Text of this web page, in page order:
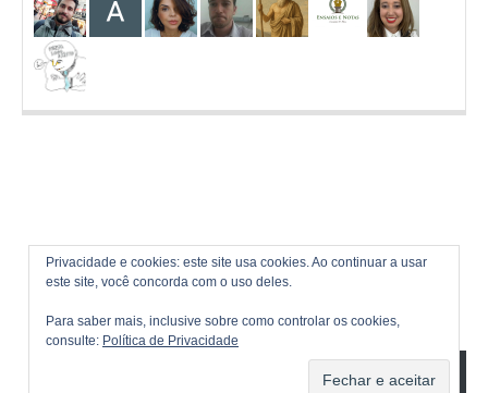
Privacidade e cookies: este site usa cookies. Ao continuar a usar
este site, você concorda com o uso deles.
Para saber mais, inclusive sobre como controlar os cookies,
consulte: Política de Privacidade
ASSINAR